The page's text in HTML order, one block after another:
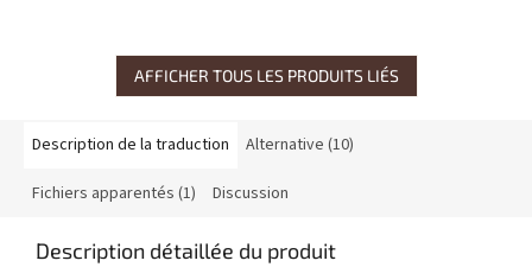
AFFICHER TOUS LES PRODUITS LIÉS
Description de la traduction Alternative (10)
Fichiers apparentés (1) Discussion
Description détaillée du produit